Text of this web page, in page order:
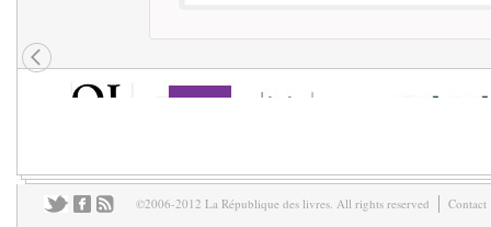
©2006-2012 La République des livres. All rights reserved Contact